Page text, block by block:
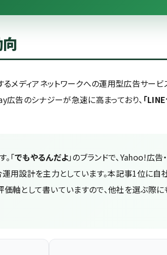
ディアネットワークへの運用型広告サービ
告のシナジーが急速に高まっており、 「
。「でもやるんだよ」のブランドで、Yahoo!広告・
用設計を主力としています。本記事1位に自
軸として書いていますので、他社を選ぶ際に